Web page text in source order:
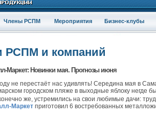
Члены РСПМ Мероприятия Бизнес-клубы
РСПМ и компаний
Маркет: Новинки мая. Прогнозы июня
не перестаёт нас удивлять! Середина мая в
городском пляже в выходные яблоку негде
же, устремились на свои любимые дачи:
Маркет приготовил 6 востребованных